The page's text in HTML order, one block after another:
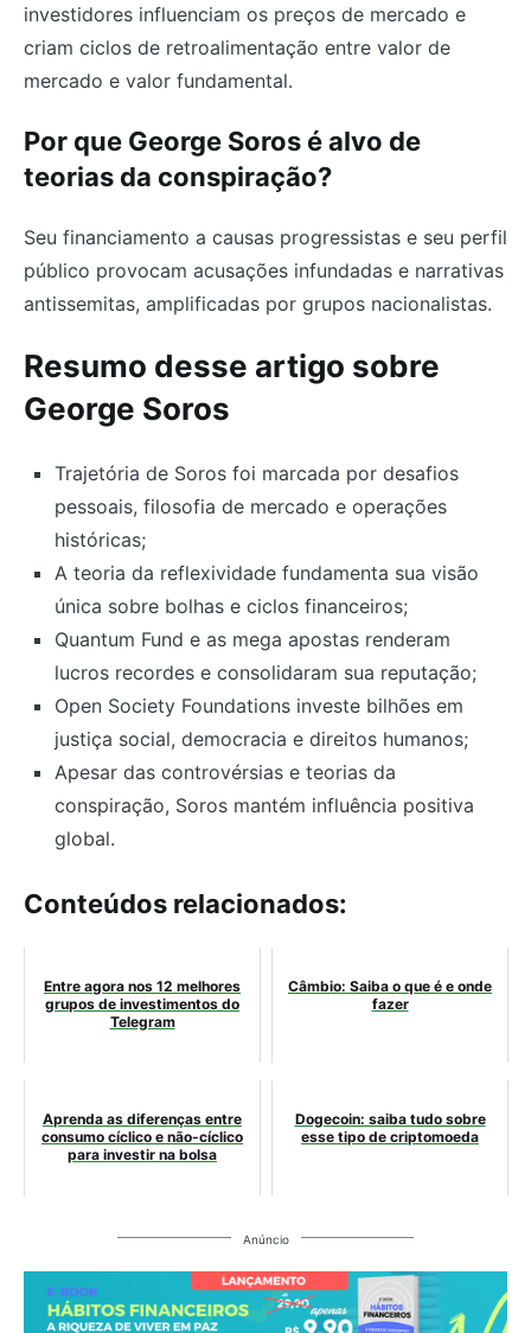
investidores influenciam os preços de mercado e
criam ciclos de retroalimentação entre valor de
mercado e valor fundamental.
Por que George Soros é alvo de
teorias da conspiração?
Seu financiamento a causas progressistas e seu perfil
público provocam acusações infundadas e narrativas
antissemitas, amplificadas por grupos nacionalistas.
Resumo desse artigo sobre
George Soros
Trajetória de Soros foi marcada por desafios
pessoais, filosofia de mercado e operações
históricas;
A teoria da reflexividade fundamenta sua visão
única sobre bolhas e ciclos financeiros;
Quantum Fund e as mega apostas renderam
lucros recordes e consolidaram sua reputação;
Open Society Foundations investe bilhões em
justiça social, democracia e direitos humanos;
Apesar das controvérsias e teorias da
conspiração, Soros mantém influência positiva
global.
Conteúdos relacionados:
Entre agora nos 12 melhores
grupos de investimentos do
Telegram
Câmbio: Saiba o que é e onde
fazer
Aprenda as diferenças entre
consumo cíclico e não-cíclico
para investir na bolsa
Dogecoin: saiba tudo sobre
esse tipo de criptomoeda
Anúncio